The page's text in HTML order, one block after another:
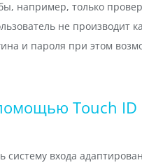
например, только
не
и пароля при этом
Touch ID
входа